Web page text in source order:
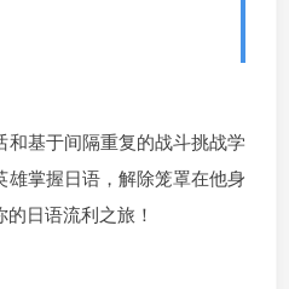
基于间隔重复的战斗挑战学
掌握日语，解除笼罩在他身
日语流利之旅！